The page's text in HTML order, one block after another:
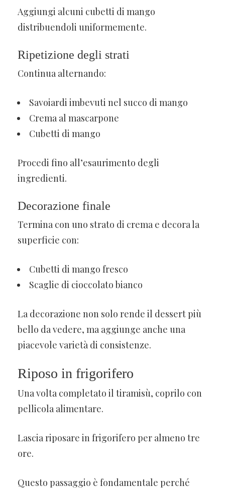
Aggiungi alcuni cubetti di mango
distribuendoli uniformemente.
Ripetizione degli strati
Continua alternando:
Savoiardi imbevuti nel succo di mango
Crema al mascarpone
Cubetti di mango
Procedi fino all’esaurimento degli
ingredienti.
Decorazione finale
Termina con uno strato di crema e decora la
superficie con:
Cubetti di mango fresco
Scaglie di cioccolato bianco
La decorazione non solo rende il dessert più
bello da vedere, ma aggiunge anche una
piacevole varietà di consistenze.
Riposo in frigorifero
Una volta completato il tiramisù, coprilo con
pellicola alimentare.
Lascia riposare in frigorifero per almeno tre
ore.
Questo passaggio è fondamentale perché